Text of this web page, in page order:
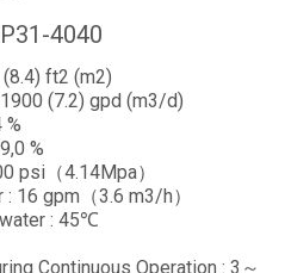
4040
ft2 (m2)
(7.2) gpd (m3/d)
%
%
psi（4.14Mpa）
16 gpm（3.6 m3/h）
: 45℃
Continuous Operation : 3～